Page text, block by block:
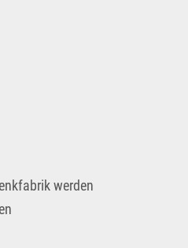
werden